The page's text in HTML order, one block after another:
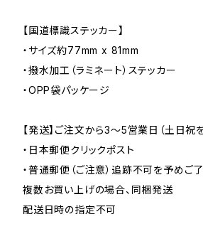
【国道標識ステッカー】
・サイズ約77mm x 81mm
・撥水加工（ラミネート）ステッカー
・OPP袋パッケージ
【発送】ご注文から3〜5営業日（土日祝を
・日本郵便クリックポスト
・普通郵便（ご注意）追跡不可を予めご
複数お買い上げの場合、同梱発送
配送日時の指定不可